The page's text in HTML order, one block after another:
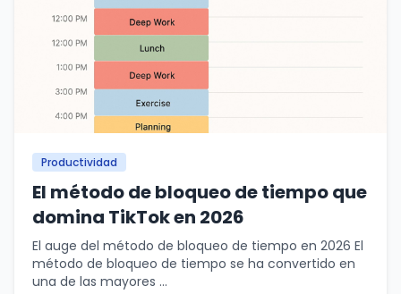
Productividad
El método de bloqueo de tiempo que
domina TikTok en 2026
El auge del método de bloqueo de tiempo en 2026 El
método de bloqueo de tiempo se ha convertido en
una de las mayores ...